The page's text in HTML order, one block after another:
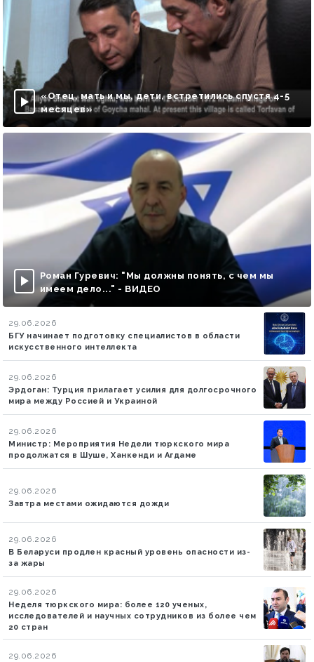
«Отец, мать и мы, дети, встретились спустя 4-5
месяцев»
Роман Гуревич: "Мы должны понять, с чем мы
имеем дело..." - ВИДЕО
29.06.2026
БГУ начинает подготовку специалистов в области
искусственного интеллекта
29.06.2026
Эрдоган: Турция прилагает усилия для долгосрочного
мира между Россией и Украиной
29.06.2026
Министр: Мероприятия Недели тюркского мира
продолжатся в Шуше, Ханкенди и Агдаме
29.06.2026
Завтра местами ожидаются дожди
29.06.2026
В Беларуси продлен красный уровень опасности из-
за жары
29.06.2026
Неделя тюркского мира: более 120 ученых,
исследователей и научных сотрудников из более чем
20 стран
29.06.2026